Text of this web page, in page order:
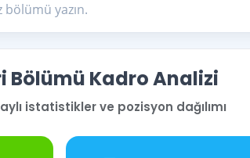
Bölümü Kadro Analizi
istatistikler ve pozisyon dağılımı